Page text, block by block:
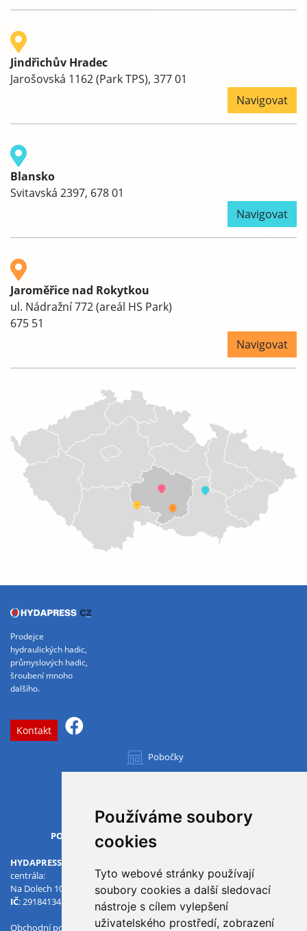
Používáme soubory
cookies
Tyto webové stránky používají
soubory cookies a další sledovací
nástroje s cílem vylepšení
uživatelského prostředí, zobrazení
Jindřichův Hradec
Jarošovská 1162 (Park TPS), 377 01
Navigovat
Blansko
Svitavská 2397, 678 01
Navigovat
Jaroměřice nad Rokytkou
ul. Nádražní 772 (areál HS Park)
675 51
Navigovat
Prodejce
hydraulických hadic,
průmyslových hadic,
šroubení mnoho
dalšího.
Kontakt
Pobočky
OTVÍRACÍ DOBA
PO-PÁ
HYDAPRESS CZ s.r.o.
centrála:
Na Dolech 109 586 01 Jihlava
IČ: 29184134 : CZ29184134
Obchodní podmínky